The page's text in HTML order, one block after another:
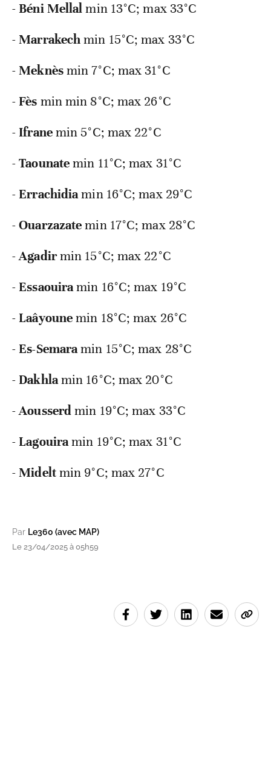
-Béni Mellalmin 13°C; max 33°C
-Marrakechmin 15°C; max 33°C
-Meknèsmin 7°C; max 31°C
-Fès min min 8°C; max 26°C
-Ifranemin 5°C; max 22°C
-Taounatemin 11°C; max 31°C
-Errachidiamin 16°C; max 29°C
-Ouarzazatemin 17°C; max 28°C
-Agadirmin 15°C; max 22°C
-Essaouiramin 16°C; max 19°C
-Laâyounemin 18°C; max 26°C
-Es-Semaramin 15°C; max 28°C
-Dakhlamin 16°C; max 20°C
-Aousserdmin 19°C; max 33°C
-Lagouiramin 19°C; max 31°C
-Mideltmin 9°C; max 27°C
Par Le360 (avec MAP)
Le 23/04/2025 à 05h59